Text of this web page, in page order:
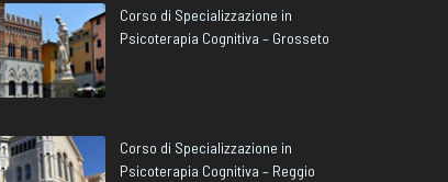
Corso di Specializzazione in
Psicoterapia Cognitiva – Grosseto
Corso di Specializzazione in
Psicoterapia Cognitiva – Reggio